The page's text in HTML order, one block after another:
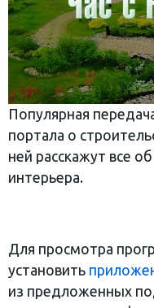
Популярная
портала о
ней расскажут все
интерьера.
Для просмотра
установить
из предложенных